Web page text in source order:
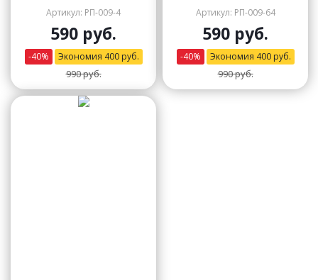
Артикул: РП-009-4
590 руб.
-40% Экономия 400руб.
990 руб.
Артикул: РП-009-64
590 руб.
-40% Экономия 400руб.
990 руб.